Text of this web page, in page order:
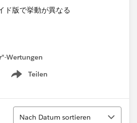
Wertungen
Teilen
Show menu
Sortieren
Nach Datum sortieren